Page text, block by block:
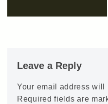
Leave a Reply
Your email address will
Required fields are